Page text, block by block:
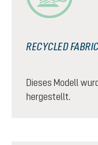
RECYCLED
Dieses Modell
hergestellt.